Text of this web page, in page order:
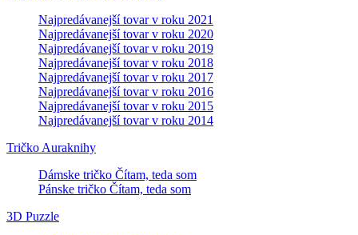
Najpredávanejší tovar v roku 2021
Najpredávanejší tovar v roku 2020
Najpredávanejší tovar v roku 2019
Najpredávanejší tovar v roku 2018
Najpredávanejší tovar v roku 2017
Najpredávanejší tovar v roku 2016
Najpredávanejší tovar v roku 2015
Najpredávanejší tovar v roku 2014
Tričko Auraknihy
Dámske tričko Čítam, teda som
Pánske tričko Čítam, teda som
3D Puzzle